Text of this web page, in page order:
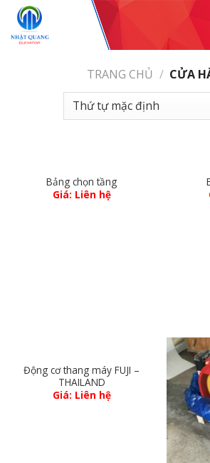
Skip
content
TRANG CHỦ / CỬA
Bảng chọn tầng
Giá: Liên hệ
Động cơ thang máy FUJI –
THAILAND
Giá: Liên hệ